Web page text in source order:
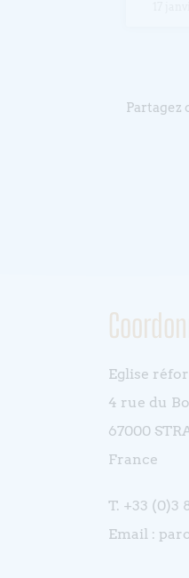
Partagez
Eglise
4 rue du
67000
France
T. +33 (0)3
Email :